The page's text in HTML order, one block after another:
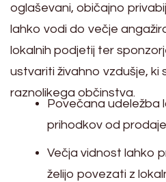
oglaševani, običajno
lahko vodi do večje
lokalnih podjetij ter
ustvariti živahno vzdušje, ki
raznolikega občinstva.
Povečana udeležba
prihodkov od
Večja vidnost lahko
želijo povezati z